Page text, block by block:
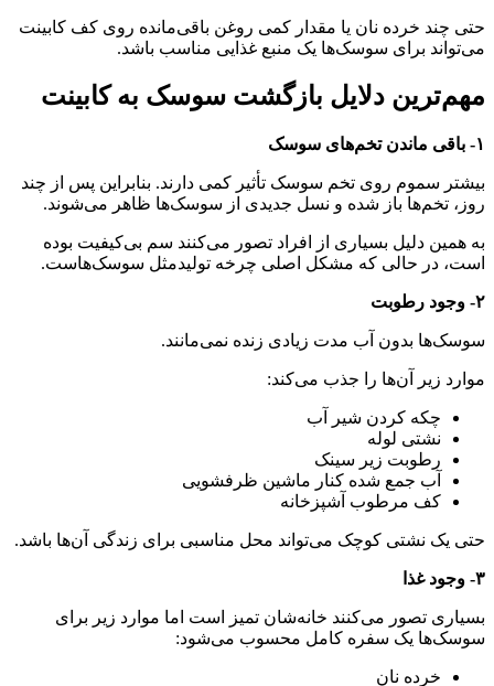
حتی چند خرده نان یا مقدار کمی روغن باقی‌مانده روی کف کابینت
می‌تواند برای سوسک‌ها یک منبع غذایی مناسب باشد.
مهم‌ترین دلایل بازگشت سوسک به کابینت
۱- باقی ماندن تخم‌های سوسک
بیشتر سموم روی تخم سوسک تأثیر کمی دارند. بنابراین پس از چند
روز، تخم‌ها باز شده و نسل جدیدی از سوسک‌ها ظاهر می‌شوند.
به همین دلیل بسیاری از افراد تصور می‌کنند سم بی‌کیفیت بوده
است، در حالی که مشکل اصلی چرخه تولیدمثل سوسک‌هاست.
۲- وجود رطوبت
سوسک‌ها بدون آب مدت زیادی زنده نمی‌مانند.
موارد زیر آن‌ها را جذب می‌کند:
چکه کردن شیر آب
نشتی لوله
رطوبت زیر سینک
آب جمع شده کنار ماشین ظرفشویی
کف مرطوب آشپزخانه
حتی یک نشتی کوچک می‌تواند محل مناسبی برای زندگی آن‌ها باشد.
۳- وجود غذا
بسیاری تصور می‌کنند خانه‌شان تمیز است اما موارد زیر برای
سوسک‌ها یک سفره کامل محسوب می‌شود:
خرده نان